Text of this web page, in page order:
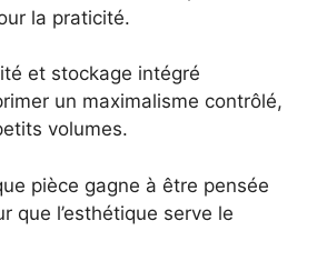
la praticité.
et stockage intégré
un maximalisme contrôlé,
volumes.
pièce gagne à être pensée
que l’esthétique serve le